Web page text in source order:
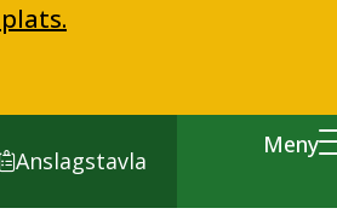
Anslagstavla
Meny